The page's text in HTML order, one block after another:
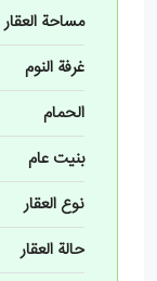
مساحة العقار
غرفة النوم
الحمام
بنيت عام
نوع العقار
حالة العقار